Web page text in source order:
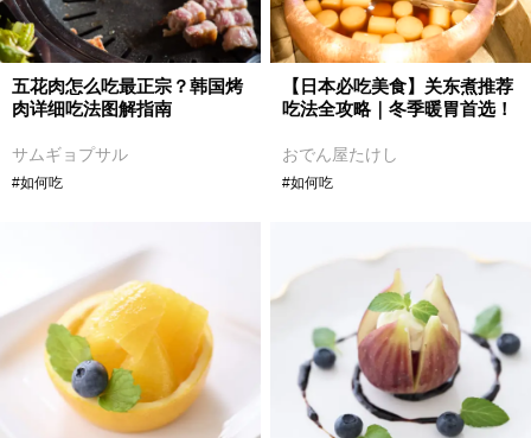
五花肉怎么吃最正宗？韩国烤
肉详细吃法图解指南
サムギョプサル
#如何吃
【日本必吃美食】关东煮推荐
吃法全攻略｜冬季暖胃首选！
おでん屋たけし
#如何吃